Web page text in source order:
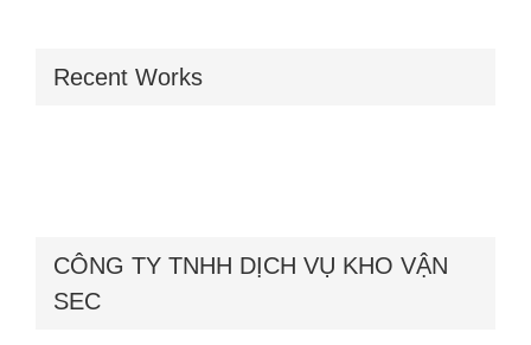
Recent Works
CÔNG TY TNHH DỊCH VỤ KHO VẬN
SEC